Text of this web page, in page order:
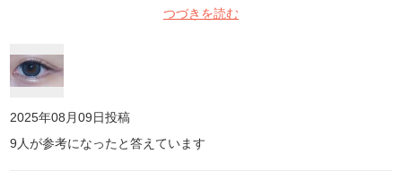
すぎない青コンなので手を出しやすいと思います💗 ※画像フラッシ
つづきを読む
2025年08月09日投稿
9 人が参考になったと答えています